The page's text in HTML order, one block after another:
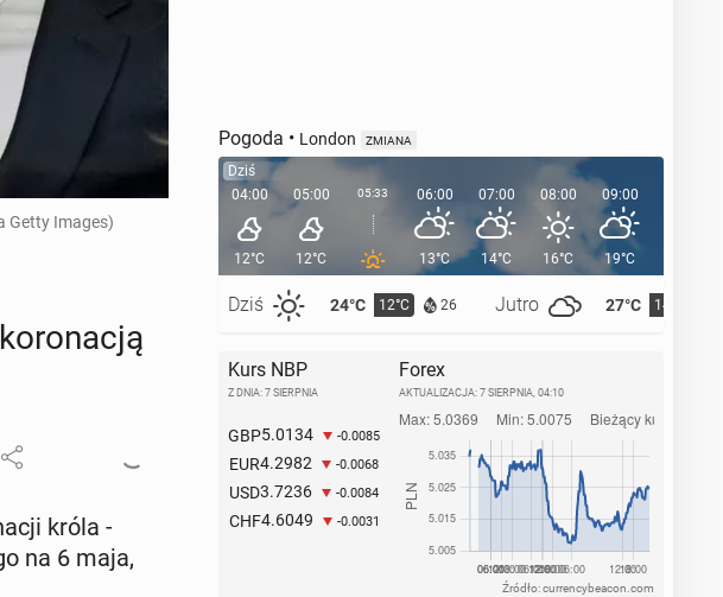
Getty Images)
króla -
na 6 maja,
Pogoda • London ZMIANA
Dziś
04:00
12°C
Dziś 24°C 12°C 26 Jutro 27°C 14°C
05:00
12°C
05:33 06:00
13°C
07:00
14°C
08:00
16°C
09:00
19°C
Kurs NBP
Z DNIA: 7 SIERPNIA
GBP5.0134 -0.0085
EUR4.2982 -0.0068
USD3.7236 -0.0084
CHF4.6049 -0.0031
Forex
AKTUALIZACJA: 7 SIERPNIA, 04:10
Źródło: currencybeacon.com